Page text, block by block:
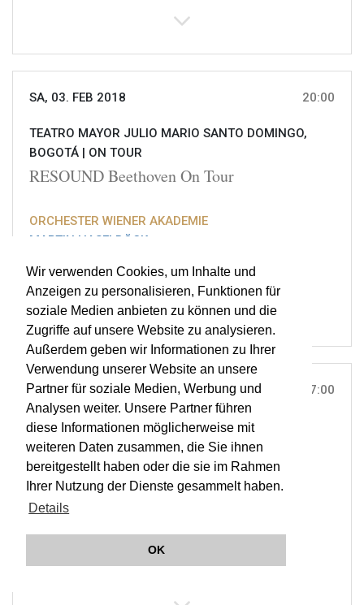
Wir verwenden Cookies, um Inhalte und
Anzeigen zu personalisieren, Funktionen für
soziale Medien anbieten zu können und die
Zugriffe auf unsere Website zu analysieren.
Außerdem geben wir Informationen zu Ihrer
Verwendung unserer Website an unsere
Partner für soziale Medien, Werbung und
Analysen weiter. Unsere Partner führen
diese Informationen möglicherweise mit
weiteren Daten zusammen, die Sie ihnen
bereitgestellt haben oder die sie im Rahmen
Ihrer Nutzung der Dienste gesammelt haben.
Details
OK
SA, 03. FEB 2018 20:00
TEATRO MAYOR JULIO MARIO SANTO DOMINGO,
BOGOTÁ | ON TOUR
RESOUND Beethoven On Tour
ORCHESTER WIENER AKADEMIE
MARTIN HASELBÖCK
OWA
SO, 04. FEB 2018 17:00
TEATRO MAYOR JULIO MARIO SANTO DOMINGO,
BOGOTÁ |ON TOUR
RESOUND Beethoven On Tour
ORCHESTER WIENER AKADEMIE
MARTIN HASELBÖCK